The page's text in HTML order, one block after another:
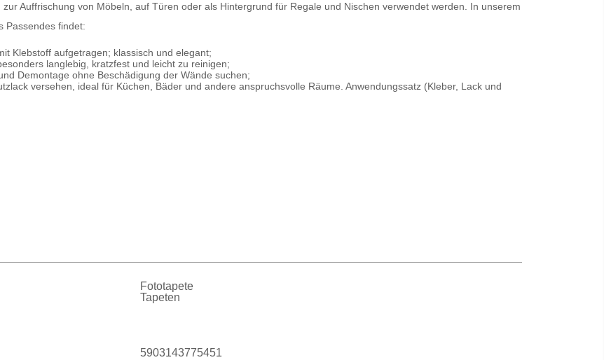
Auffrischung von Möbeln, auf Türen oder als Hintergrund für Regale und Nischen verwendet werden. In unserem
Passendes findet:
Klebstoff aufgetragen; klassisch und elegant;
langlebig, kratzfest und leicht zu reinigen;
Demontage ohne Beschädigung der Wände suchen;
versehen, ideal für Küchen, Bäder und andere anspruchsvolle Räume. Anwendungssatz (Kleber, Lack und
Fototapete
Tapeten
5903143775451